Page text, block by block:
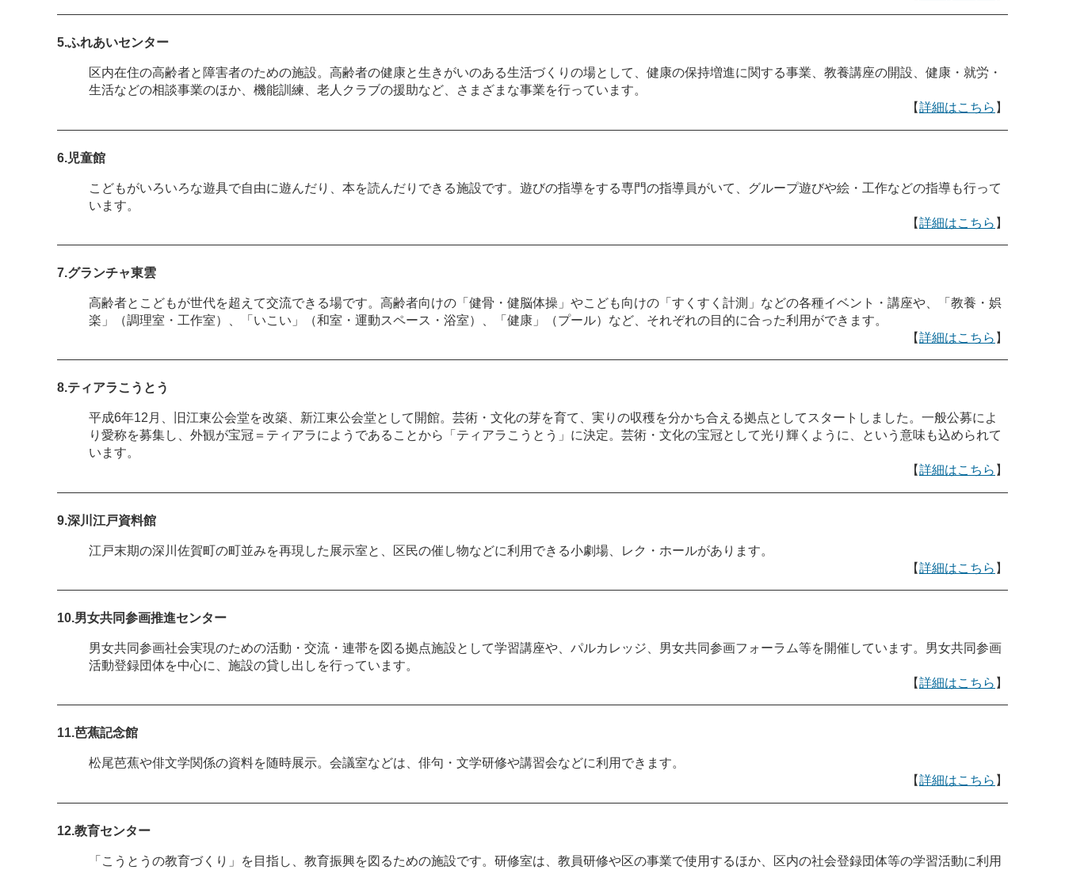
5.ふれあいセンター
区内在住の高齢者と障害者のための施設。高齢者の健康と生きがいのある生活づくりの場として、健康の保持増進に関する事業、教養講座の開設、健康・就労・
生活などの相談事業のほか、機能訓練、老人クラブの援助など、さまざまな事業を行っています。
【詳細はこちら 】
6.児童館
こどもがいろいろな遊具で自由に遊んだり、本を読んだりできる施設です。遊びの指導をする専門の指導員がいて、グループ遊びや絵・工作などの指導も行って
います。
【詳細はこちら 】
7.グランチャ東雲
高齢者とこどもが世代を超えて交流できる場です。高齢者向けの「健骨・健脳体操」やこども向けの「すくすく計測」などの各種イベント・講座や、「教養・娯
楽」（調理室・工作室）、「いこい」（和室・運動スペース・浴室）、「健康」（プール）など、それぞれの目的に合った利用ができます。
【詳細はこちら 】
8.ティアラこうとう
平成6年12月、旧江東公会堂を改築、新江東公会堂として開館。芸術・文化の芽を育て、実りの収穫を分かち合える拠点としてスタートしました。一般公募によ
り愛称を募集し、外観が宝冠＝ティアラにようであることから「ティアラこうとう」に決定。芸術・文化の宝冠として光り輝くように、という意味も込められて
います。
【詳細はこちら 】
9.深川江戸資料館
江戸末期の深川佐賀町の町並みを再現した展示室と、区民の催し物などに利用できる小劇場、レク・ホールがあります。
【詳細はこちら 】
10.男女共同参画推進センター
男女共同参画社会実現のための活動・交流・連帯を図る拠点施設として学習講座や、パルカレッジ、男女共同参画フォーラム等を開催しています。男女共同参画
活動登録団体を中心に、施設の貸し出しを行っています。
【詳細はこちら 】
11.芭蕉記念館
松尾芭蕉や俳文学関係の資料を随時展示。会議室などは、俳句・文学研修や講習会などに利用できます。
【詳細はこちら 】
12.教育センター
「こうとうの教育づくり」を目指し、教育振興を図るための施設です。研修室は、教員研修や区の事業で使用するほか、区内の社会登録団体等の学習活動に利用